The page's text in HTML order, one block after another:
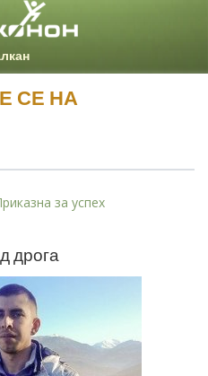
Macedonian
СЕ НА
за успех
дрога